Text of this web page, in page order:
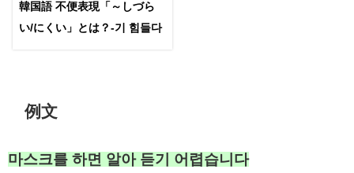
韓国語 不便表現「～しづら
い/にくい」とは？-기 힘들다
例文
마스크를 하면 알아 듣기 어렵습니다